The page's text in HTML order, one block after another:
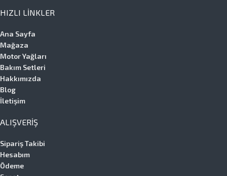
HIZLI LINKLER
Ana Sayfa
Mağaza
Motor Yağları
Bakım Setleri
Hakkımızda
Blog
İletişim
ALIŞVERIŞ
Sipariş Takibi
Hesabım
Ödeme